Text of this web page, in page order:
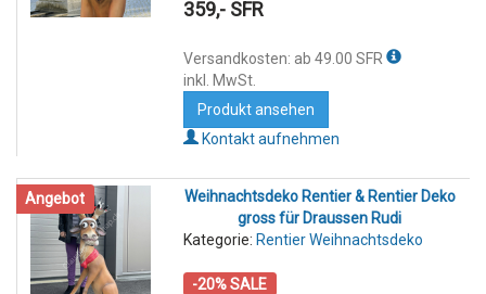
359,- SFR
Versandkosten: ab 49.00 SFR
inkl. MwSt.
Produkt ansehen
Kontakt aufnehmen
Angebot
Weihnachtsdeko Rentier & Rentier Deko
gross für Draussen Rudi
Kategorie: Rentier Weihnachtsdeko
-20% SALE